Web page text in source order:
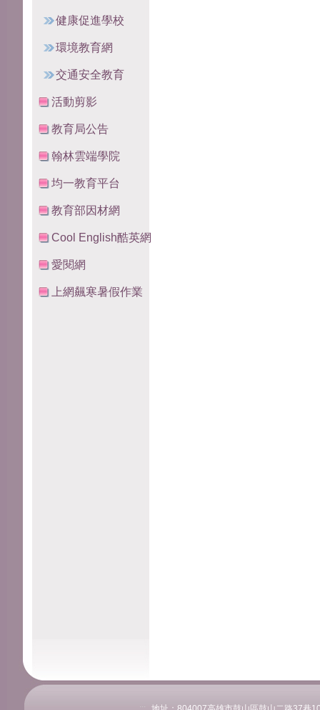
健康促進學校
環境教育網
交通安全教育
活動剪影
教育局公告
翰林雲端學院
均一教育平台
教育部因材網
Cool English酷英網
愛閱網
上網飆寒暑假作業